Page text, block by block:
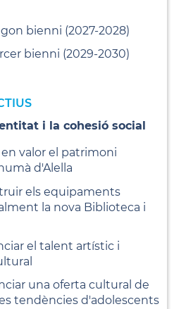
bienni (2027-2028)
bienni (2029-2030)
i la cohesió social
en valor el patrimoni
d'Alella
els equipaments
la nova Biblioteca i
el talent artístic i
una oferta cultural de
tendències d'adolescents